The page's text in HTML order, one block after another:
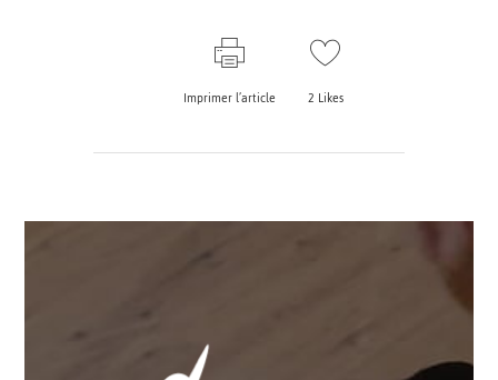
Imprimer l’article 2 Likes